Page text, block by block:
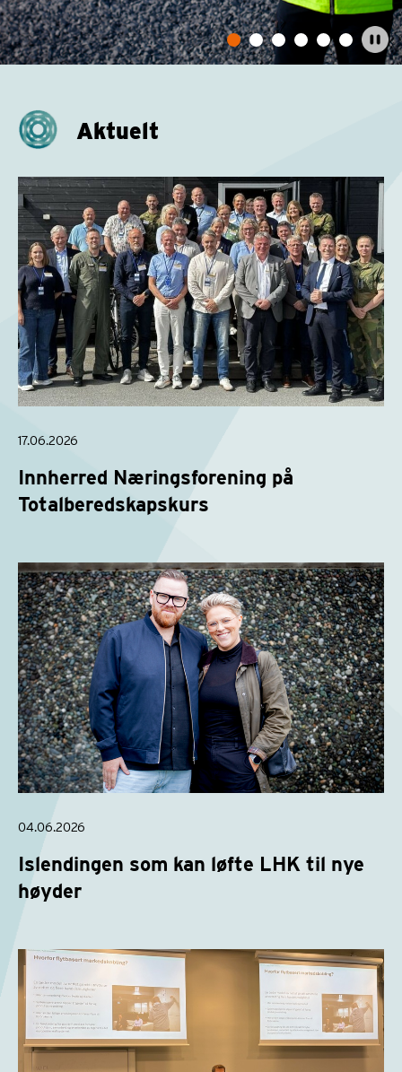
Aktuelt
17.06.2026
Innherred Næringsforening på
Totalberedskapskurs
04.06.2026
Islendingen som kan løfte LHK til nye
høyder